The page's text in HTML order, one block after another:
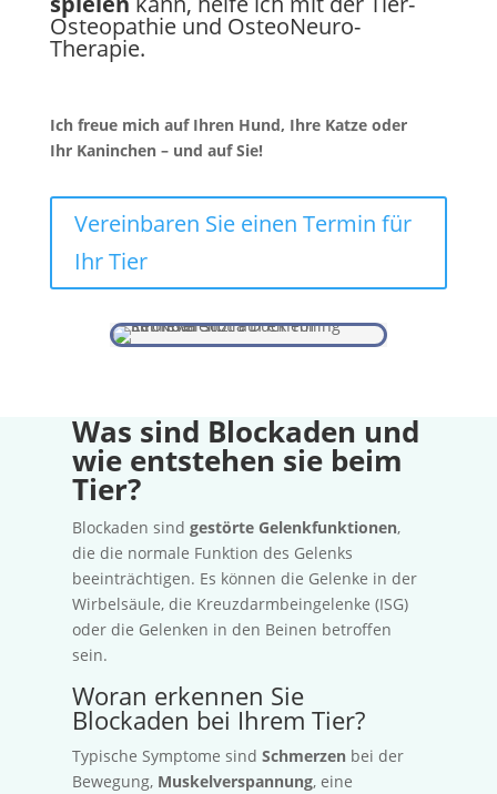
Osteopathie und OsteoNeuro-
Therapie.
Ich freue mich auf Ihren Hund, Ihre Katze oder
Ihr Kaninchen – und auf Sie!
Vereinbaren Sie einen Termin für
Ihr Tier
Was sind Blockaden und
wie entstehen sie beim
Tier?
Blockaden sind gestörte Gelenkfunktionen,
die die normale Funktion des Gelenks
beeinträchtigen. Es können die Gelenke in der
Wirbelsäule, die Kreuzdarmbeingelenke (ISG)
oder die Gelenken in den Beinen betroffen
sein.
Woran erkennen Sie
Blockaden bei Ihrem Tier?
Typische Symptome sind Schmerzenbei der
Bewegung, Muskelverspannung, eine